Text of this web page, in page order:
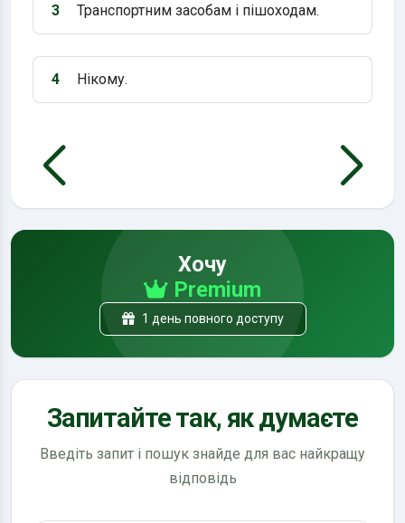
Варіант 3:
3 Транспортним засобам і пішоходам.
Варіант 4:
4 Нікому.
Хочу
Premium
1 день повного доступу
Запитайте так, як думаєте
Введіть запит і пошук знайде для вас найкращу
відповідь